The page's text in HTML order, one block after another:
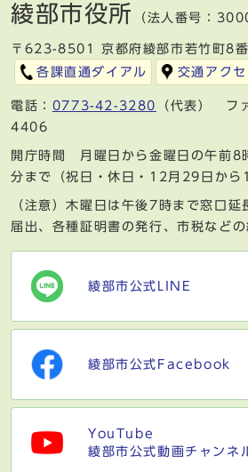
綾部市役所 （法人番号：
〒623-8501 京都府綾部市若竹町8番
各課直通ダイアル
交通アクセ
電話： 0773-42-3280
（代表） フ
4406
開庁時間 月曜日から金曜日の午前8
分まで（祝日・休日・12月29日から
（注意）木曜日は午後7時まで窓口延
届出、各種証明書の発行、市税などの
綾部市公式LINE
綾部市公式Facebook
YouTube
綾部市公式動画チャンネ